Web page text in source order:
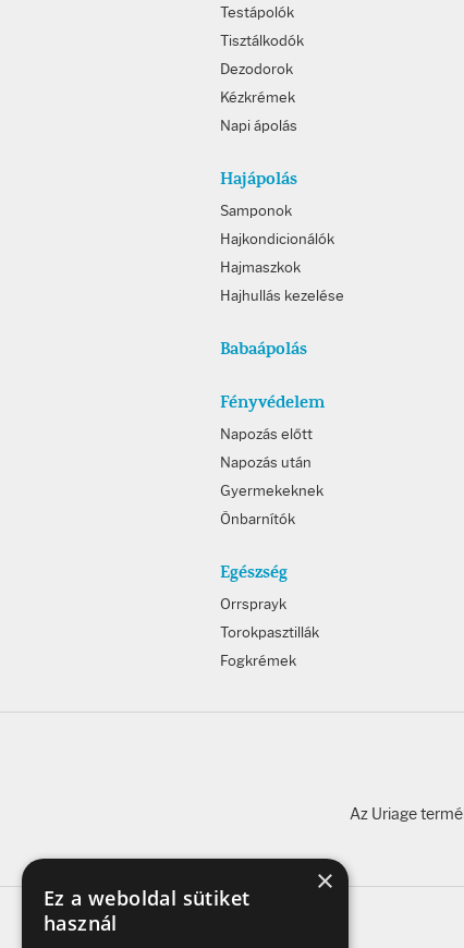
Testápolók
Tisztálkodók
Dezodorok
Kézkrémek
Napi ápolás
Hajápolás
Samponok
Hajkondicionálók
Hajmaszkok
Hajhullás kezelése
Babaápolás
Fényvédelem
Napozás előtt
Napozás után
Gyermekeknek
Önbarnítók
Egészség
Orrsprayk
Torokpasztillák
Fogkrémek
Az Uriage
×
Ez a weboldal sütiket
használ